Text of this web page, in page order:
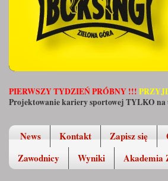
PIERWSZY TYDZIEŃ PRÓBNY !!!
Projektowanie kariery sportowej TYLKO na
News Kontakt Zapisz się
Zawodnicy
Wyniki Akademia